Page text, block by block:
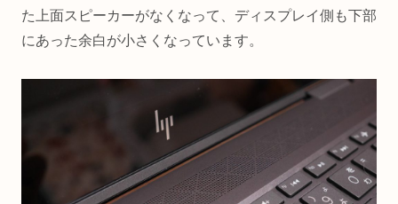
た上面スピーカーがなくなって、ディスプレイ側も下部
にあった余白が小さくなっています。